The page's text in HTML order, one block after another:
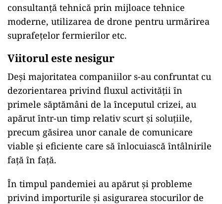
consultanţă tehnică prin mijloace tehnice
moderne, utilizarea de drone pentru urmărirea
suprafeţelor fermierilor etc.
Viitorul este nesigur
Deşi majoritatea companiilor s-au confruntat cu
dezorientarea privind fluxul activităţii ȋn
primele săptămâni de la ȋnceputul crizei, au
apărut ȋntr-un timp relativ scurt și soluţiile,
precum găsirea unor canale de comunicare
viable şi eficiente care să ȋnlocuiască ȋntâlnirile
faţă ȋn faţă.
Ȋn timpul pandemiei au apărut şi probleme
privind importurile şi asigurarea stocurilor de